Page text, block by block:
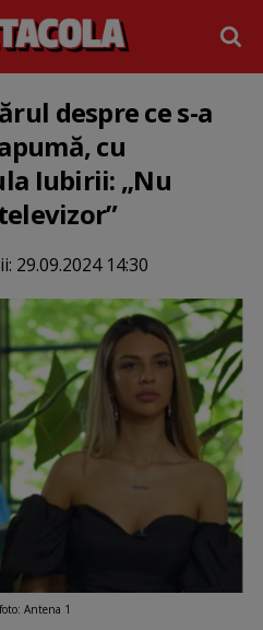
despre ce s-a
cu
Iubirii: „Nu
29.09.2024 14:30
Antena 1